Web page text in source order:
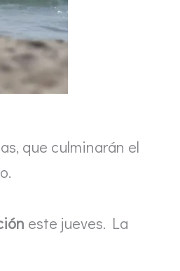
que culminarán el
este jueves. La